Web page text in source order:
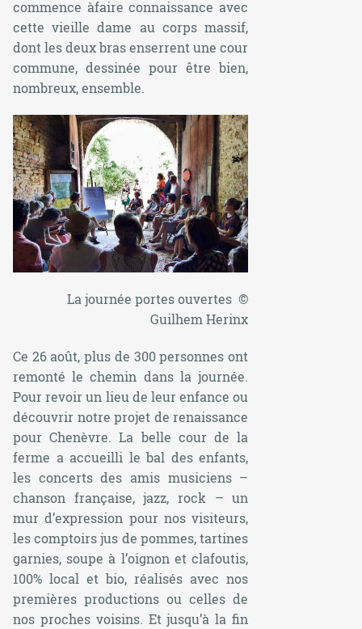
commence àfaire connaissance avec
cette vieille dame au corps massif,
dont les deux bras enserrent une cour
commune, dessinée pour être bien,
nombreux, ensemble.
La journée portes ouvertes ©
Guilhem Herinx
Ce 26 août, plus de 300 personnes ont
remonté le chemin dans la journée.
Pour revoir un lieu de leur enfance ou
découvrir notre projet de renaissance
pour Chenèvre. La belle cour de la
ferme a accueilli le bal des enfants,
les concerts des amis musiciens –
chanson française, jazz, rock – un
mur d’expression pour nos visiteurs,
les comptoirs jus de pommes, tartines
garnies, soupe à l’oignon et clafoutis,
100% local et bio, réalisés avec nos
premières productions ou celles de
nos proches voisins. Et jusqu’à la fin